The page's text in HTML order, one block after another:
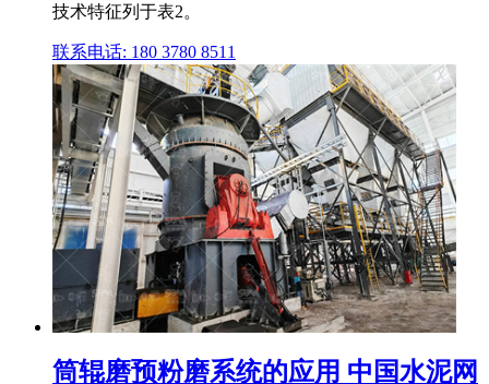
技术特征列于表2。
联系电话: 180 3780 8511
筒辊磨预粉磨系统的应用 中国水泥网